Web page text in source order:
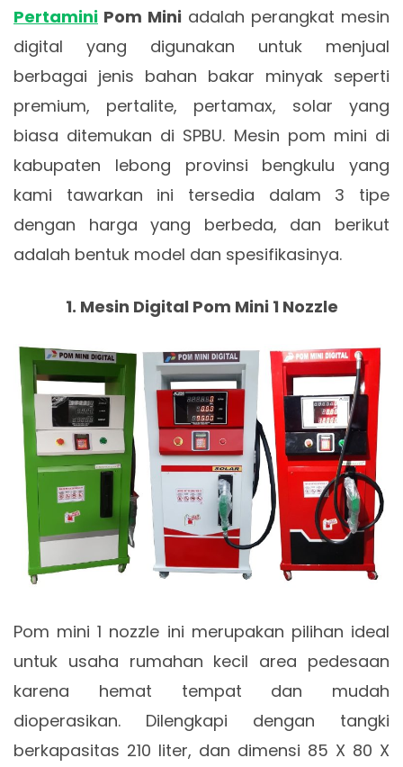
Pertamini Pom Mini adalah perangkat mesin
digital yang digunakan untuk menjual
berbagai jenis bahan bakar minyak seperti
premium, pertalite, pertamax, solar yang
biasa ditemukan di SPBU. Mesin pom mini di
kabupaten lebong provinsi bengkulu yang
kami tawarkan ini tersedia dalam 3 tipe
dengan harga yang berbeda, dan berikut
adalah bentuk model dan spesifikasinya.
1. Mesin Digital Pom Mini 1 Nozzle
Pom mini 1 nozzle ini merupakan pilihan ideal
untuk usaha rumahan kecil area pedesaan
karena hemat tempat dan mudah
dioperasikan. Dilengkapi dengan tangki
berkapasitas 210 liter, dan dimensi 85 X 80 X